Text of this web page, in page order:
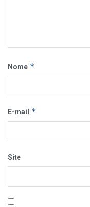
Nome *
E-mail *
Site